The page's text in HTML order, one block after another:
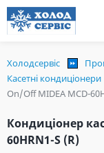
Холодсервіс
Касетні кондиціонери
On/Off MIDEA MCD-
Кондиціонер
60HRN1-S (R)